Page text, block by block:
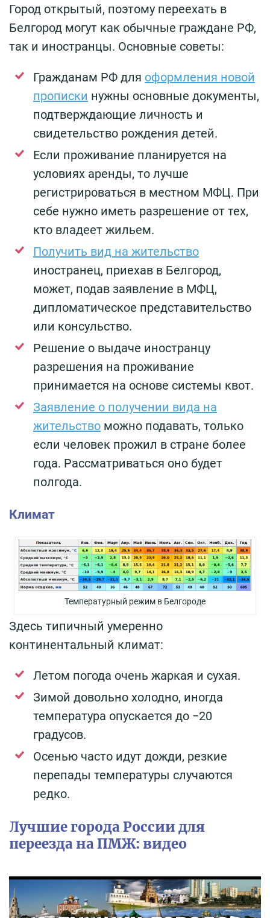
Город открытый, поэтому переехать в
Белгород могут как обычные граждане РФ,
так и иностранцы. Основные советы:
Гражданам РФ для оформления новой
прописки нужны основные документы,
подтверждающие личность и
свидетельство рождения детей.
Если проживание планируется на
условиях аренды, то лучше
регистрироваться в местном МФЦ. При
себе нужно иметь разрешение от тех,
кто владеет жильем.
Получить вид на жительство
иностранец, приехав в Белгород,
может, подав заявление в МФЦ,
дипломатическое представительство
или консульство.
Решение о выдаче иностранцу
разрешения на проживание
принимается на основе системы квот.
Заявление о получении вида на
жительство можно подавать, только
если человек прожил в стране более
года. Рассматриваться оно будет
полгода.
Климат
Температурный режим в Белгороде
Здесь типичный умеренно
континентальный климат:
Летом погода очень жаркая и сухая.
Зимой довольно холодно, иногда
температура опускается до −20
градусов.
Осенью часто идут дожди, резкие
перепады температуры случаются
редко.
Лучшие города России для
переезда на ПМЖ: видео